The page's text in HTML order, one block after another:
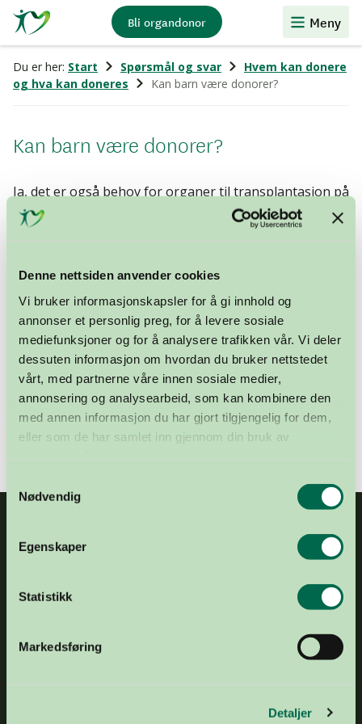
Denne nettsiden anvender cookies
Vi bruker informasjonskapsler for å gi innhold og
annonser et personlig preg, for å levere sosiale
mediefunksjoner og for å analysere trafikken vår. Vi deler
dessuten informasjon om hvordan du bruker nettstedet
vårt, med partnerne våre innen sosiale medier,
annonsering og analysearbeid, som kan kombinere den
med annen informasjon du har gjort tilgjengelig for dem,
eller som de har samlet inn gjennom din bruk av
Nødvendig
Egenskaper
Statistikk
Markedsføring
Detaljer
Stiftelsen
Organdonasjon
Bli organdonor Meny
Du er her: Start Spørsmål og svar
Hvem kan donere
og hva kan doneres
Kan barn være donorer?
Kan barn være donorer?
Ja, det er også behov for organer til transplantasjon på
barn. Organdonasjon kan være aktuelt helt ned til
spedbarnsalderen, men dette er relativt sjeldent.
16 kan fylle ut eget Donorkort™, men det er foreldre
eller foresatte som tar avgjørelsen. Eventuelt kan
foreldre skrive barnets navn inn i sitt eget Donorkort™.
Har man litt større barn, kan det være lurt å snakke
med dem om organdonasjon, slik at man er orientert
om deres standpunkt. Foreldrene bør også ha avklart
dette spørsmålet seg i mellom. Organdonasjon vil ikke
være mulig hvis en av foreldrene sier nei.